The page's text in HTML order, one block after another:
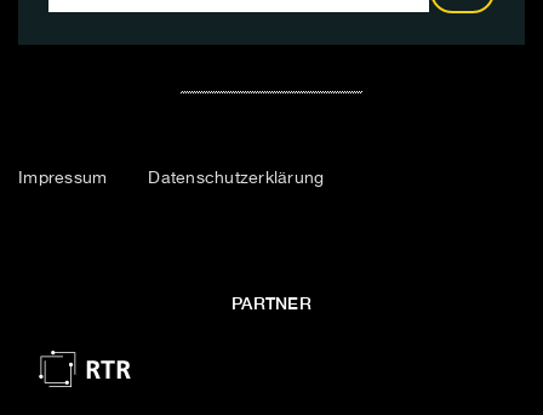
Impressum Datenschutzerklärung
PARTNER